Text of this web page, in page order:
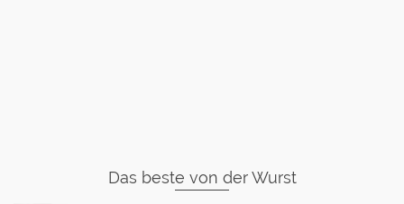
Das beste von der Wurst